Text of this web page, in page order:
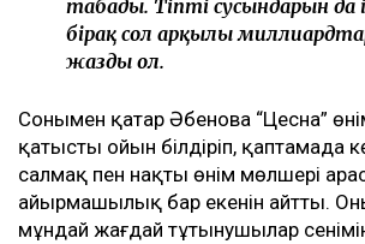
табады. Тіпті сусындарын да
бірақ сол арқылы
жазды ол.
Сонымен қатар Әбенова “Цесна”
қатысты ойын білдіріп, қаптамада
салмақ пен нақты өнім мөлшері
айырмашылық бар екенін айтты.
мұндай жағдай тұтынушылар